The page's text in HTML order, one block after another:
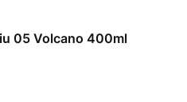
05 Volcano 400ml